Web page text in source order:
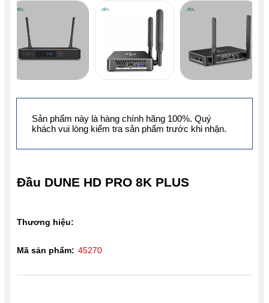
Đầu DUNE HD PRO 8K PLUS
Thương hiệu:
Mã sản phẩm: 45270
Sản phẩm này là hàng chính hãng 100%. Quý
khách vui lòng kiểm tra sản phẩm trước khi nhận.